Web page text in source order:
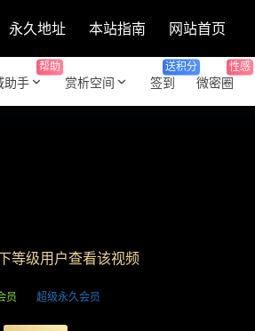
永久地址 本站指南 网站首页
助手
帮助
赏析空间 签到
送积分
微密圈
性感
等级用户查看该视频
员 超级永久会员